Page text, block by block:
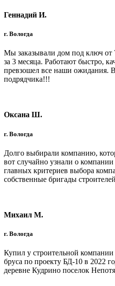
Геннадий И.
г. Вологда
Мы заказывали дом под ключ от
за 3 месяца. Работают быстро,
превзошел все наши ожидания.
подрядчика!!!
Оксана Ш.
г. Вологда
Долго выбирали компанию,
вот случайно узнали о
главных критериев выбора
собственные бригады
Михаил М.
г. Вологда
Купил у строительной
бруса по проекту БД-10 в 2022
деревне Кудрино поселок